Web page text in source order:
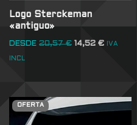
Logo Sterckeman
«antiguo»
DESDE 20,57€ 14,52 € IVA
INCL
OFERTA